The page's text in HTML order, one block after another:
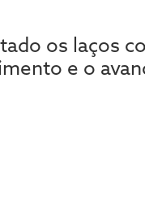
os laços
e o